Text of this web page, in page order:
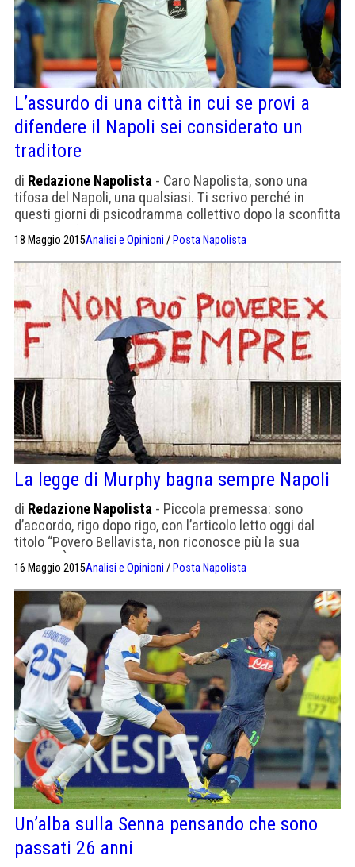
L’assurdo di una città in cui se provi a
difendere il Napoli sei considerato un
traditore
di Redazione Napolista - Caro Napolista, sono una
tifosa del Napoli, una qualsiasi. Ti scrivo perché in
questi giorni di psicodramma collettivo dopo la sconfitta
scambiare due parole che abbiano un po’ di senso
compiuto con nessuno, così oltre che leggerti mi metto
a scriverti per alleviare la mia solitudine […]
18 Maggio 2015Analisi e Opinioni / Posta Napolista
La legge di Murphy bagna sempre Napoli
di Redazione Napolista - Piccola premessa: sono
d’accordo, rigo dopo rigo, con l’articolo letto oggi dal
titolo “Povero Bellavista, non riconosce più la sua
Napoli”. È anche il mio pensiero ed aggiungo che, agli
amici, ai colleghi di lavoro, che criticano il Napoli usando
gli stessi concetti da lei stigmatizzati nell’articolo, la
mia risposta è sempre la stessa: “Meritate […]
16 Maggio 2015Analisi e Opinioni / Posta Napolista
Un’alba sulla Senna pensando che sono
passati 26 anni